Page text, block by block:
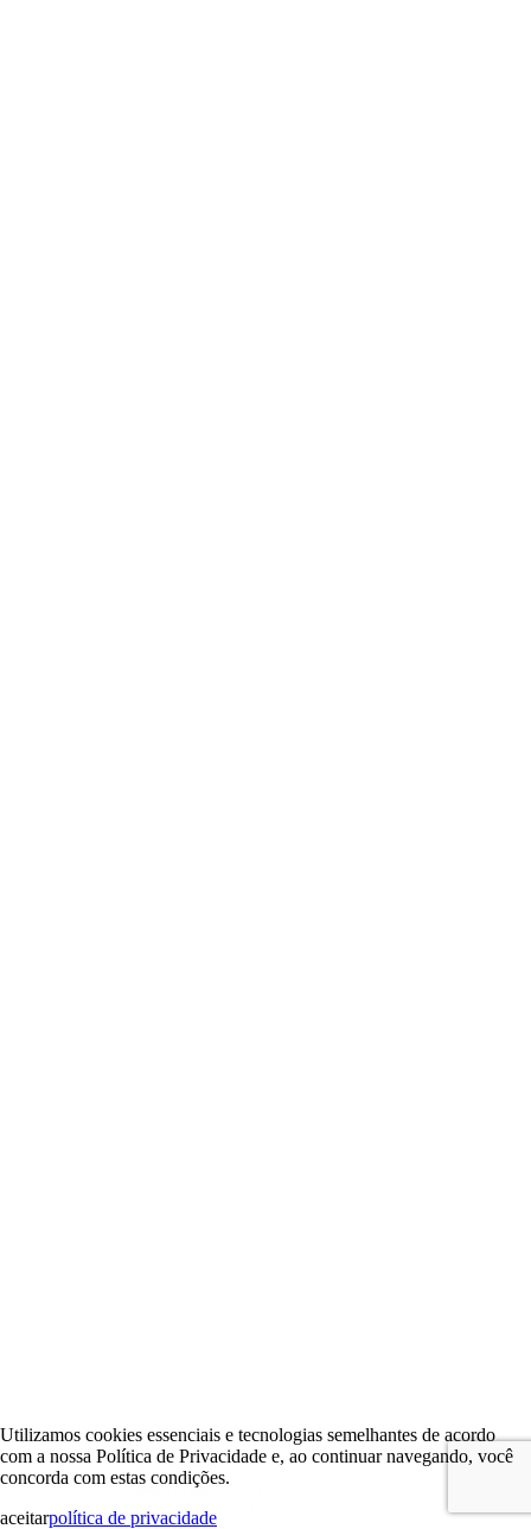
Utilizamos cookies essenciais e tecnologias semelhantes de acordo
com a nossa Política de Privacidade e, ao continuar navegando, você
concorda com estas condições.
aceitarpolítica de privacidade